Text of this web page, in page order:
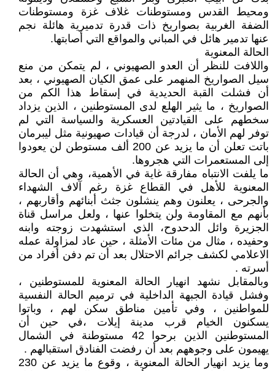
ومحيط القدس ومستوطنات غلاف غزة ومستوطنات
الضفة الغربية بصواريخ ذات قدرة تدميرية هائلة نجم
عنها تدمير هائل في المباني والمواقع التي أصابتها.
الحالة المعنوية
واللافت للنظر أن العدو الصهيوني ، لم يتمكن من منع
سيل الصواريخ المنهمر على عمق الكيان الصهيوني ، بعد
أن فشلت القبة الحديدية في إسقاط هذا الكم من
الصواريخ ، ما يثير الهلع لدى المستوطنين ، الذين يزداد
سخطهم على القيادتين العسكرية والسياسة التي لم
توفر لهم الأمان ، لدرجة أن قيادات صهيونية مثل ليبرمان
باتت تعلن أن ما يزيد عن 200 ألف مستوطن لن يعودوا
إلى المستعمرات التي هجروها.
ما يلفت الانتباه مفارقة غاية في الأهمية، وهي أن الحالة
المعنوية للأهل في القطاع غزة رغم آلاف الشهداء
والجرحى ، يعلنون وهم ينشلون جثث أبنائهم وأقاربهم ،
بأنهم مع المقاومة ولن يتخلوا عنها ، ولعل مراسل قناة
الجزيرة وائل الدحدوح، الذي استشهدت زوجته وابنه
وحفيده ، مثال من مئات الأمثلة ، حين عاد لمزاولة عمله
الاعلامي لكشف جرائم الاحتلال بعد أن تم دفن أفراد من
أسرته .
وبالمقابل نشهد انهيار الحالة المعنوية للمستوطنين ،
وفشل قيادة الجبهة الداخلية في ترميم الحالة النفسية
للمواطنين ، وفي تأمين مناطق سكن لهم ، وباتوا
يسكنون الخيام قرب مدينة إيلات ،في حين أن
المستوطنين الذين برحوا 42 مستوطنة في الشمال
يهيمون على وجوههم بعد أن رفضت الفنادق استقبالهم .
وما يزيد انهيار الحالة المعنوية ، وقوع ما يزيد عن 230